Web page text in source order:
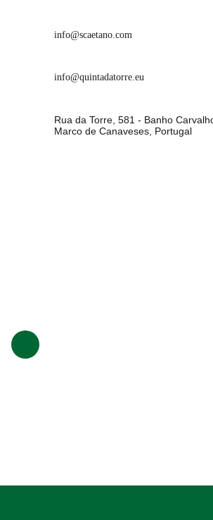
info@scaetano.com
info@quintadatorre.eu
Rua da Torre, 581 - Banho
Marco de Canaveses, Portugal